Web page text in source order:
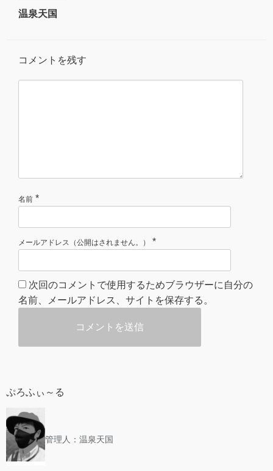
温泉天国
コメントを残す
名前 *
メールアドレス（公開はされません。） *
次回のコメントで使用するためブラウザーに自分の
名前、メールアドレス、サイトを保存する。
ぷろふぃ～る
管理人：温泉天国